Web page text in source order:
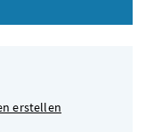
erstellen